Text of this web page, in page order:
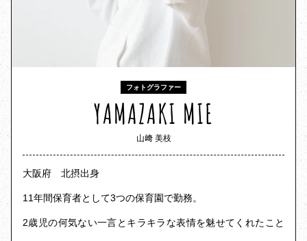
フォトグラファー
YAMAZAKI MIE
山﨑 美枝
大阪府 北摂出身
11年間保育者として3つの保育園で勤務。
2歳児の何気ない一言とキラキラな表情を魅せてくれたこと